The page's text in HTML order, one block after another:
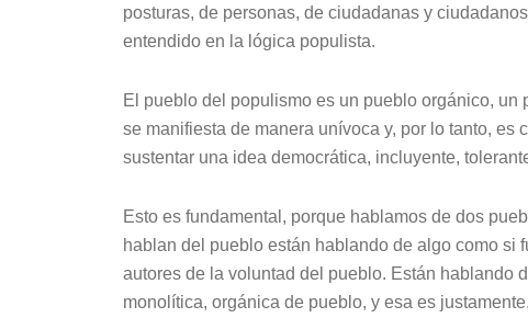
posturas, de personas, de ciudadanas y
entendido en la lógica populista.
El pueblo del populismo es un pueblo orgánico,
se manifiesta de manera unívoca y, por lo tanto,
sustentar una idea democrática, incluyente,
Esto es fundamental, porque hablamos de dos
hablan del pueblo están hablando de algo como si
autores de la voluntad del pueblo. Están hablando
monolítica, orgánica de pueblo, y esa es